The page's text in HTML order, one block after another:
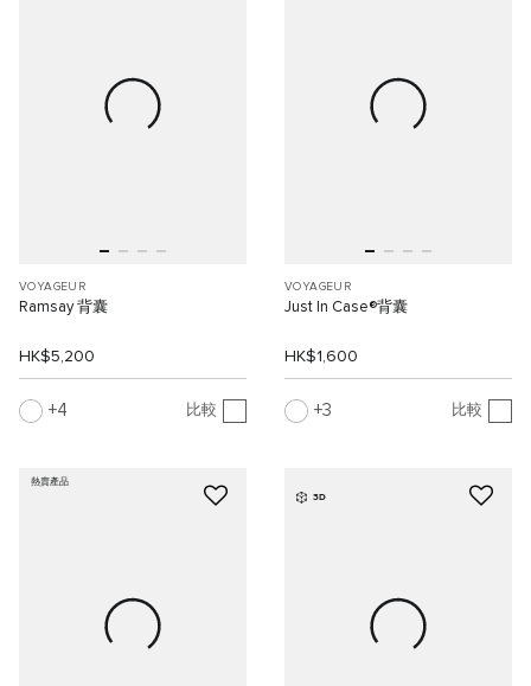
VOYAGEUR
Ramsay 背囊
HK$5,200
4 比較
VOYAGEUR
Just In Case®背囊
HK$1,600
3 比較
熱賣產品
3D